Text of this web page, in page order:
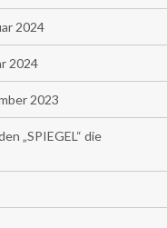
2024
2024
2023
„SPIEGEL“ die